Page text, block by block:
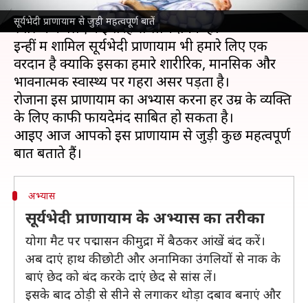
सूर्यभेदी प्राणायाम से जुड़ी महत्वपूर्ण बातें
योग में ऐसे कई महत्वपूर्ण प्राणायाम शामिल होते हैं जो
स्वास्थ्य के लिए कई तरह से लाभदायक हैं।
इन्हीं में शामिल सूर्यभेदी प्राणायाम भी हमारे लिए एक
वरदान है क्योंकि इसका हमारे शारीरिक, मानसिक और
भावनात्मक स्वास्थ्य पर गहरा असर पड़ता है।
रोजाना इस प्राणायाम का अभ्यास करना हर उम्र के व्यक्ति
के लिए काफी फायदेमंद साबित हो सकता है।
आइए आज आपको इस प्राणायाम से जुड़ी कुछ महत्वपूर्ण
अभ्यास
सूर्यभेदी प्राणायाम के अभ्यास का तरीका
योगा मैट पर पद्मासन की मुद्रा में बैठकर आंखें बंद करें।
अब दाएं हाथ की छोटी और अनामिका उंगलियों से नाक के
बाएं छेद को बंद करके दाएं छेद से सांस लें।
इसके बाद ठोड़ी से सीने से लगाकर थोड़ा दबाव बनाएं और